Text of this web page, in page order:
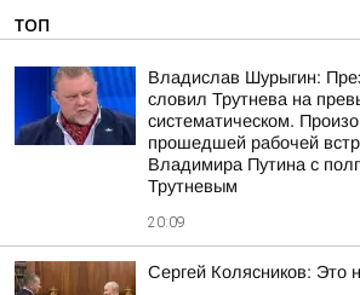
ТОП
Владислав Шурыгин:
словил Трутнева на
систематическом.
прошедшей рабочей
Владимира Путина с
Трутневым
20:09
Сергей Колясников: Это